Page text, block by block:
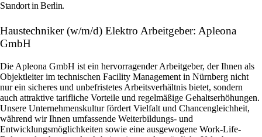
Standort in Berlin.
Haustechniker (w/m/d) Elektro Arbeitgeber: Apleona
GmbH
Die Apleona GmbH ist ein hervorragender Arbeitgeber, der Ihnen als
Objektleiter im technischen Facility Management in Nürnberg nicht
nur ein sicheres und unbefristetes Arbeitsverhältnis bietet, sondern
auch attraktive tarifliche Vorteile und regelmäßige Gehaltserhöhungen.
Unsere Unternehmenskultur fördert Vielfalt und Chancengleichheit,
während wir Ihnen umfassende Weiterbildungs- und
Entwicklungsmöglichkeiten sowie eine ausgewogene Work-Life-